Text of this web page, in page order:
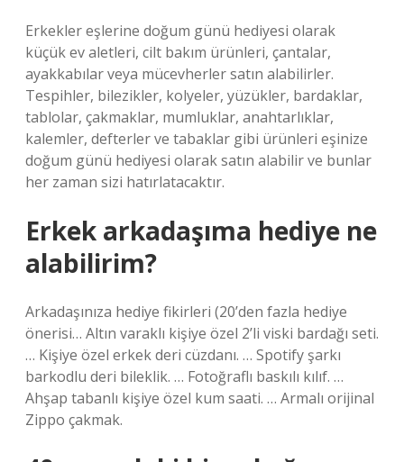
Erkekler eşlerine doğum günü hediyesi olarak
küçük ev aletleri, cilt bakım ürünleri, çantalar,
ayakkabılar veya mücevherler satın alabilirler.
Tespihler, bilezikler, kolyeler, yüzükler, bardaklar,
tablolar, çakmaklar, mumluklar, anahtarlıklar,
kalemler, defterler ve tabaklar gibi ürünleri eşinize
doğum günü hediyesi olarak satın alabilir ve bunlar
her zaman sizi hatırlatacaktır.
Erkek arkadaşıma hediye ne
alabilirim?
Arkadaşınıza hediye fikirleri (20’den fazla hediye
önerisi… Altın varaklı kişiye özel 2’li viski bardağı seti.
… Kişiye özel erkek deri cüzdanı. … Spotify şarkı
barkodlu deri bileklik. … Fotoğraflı baskılı kılıf. …
Ahşap tabanlı kişiye özel kum saati. … Armalı orijinal
Zippo çakmak.